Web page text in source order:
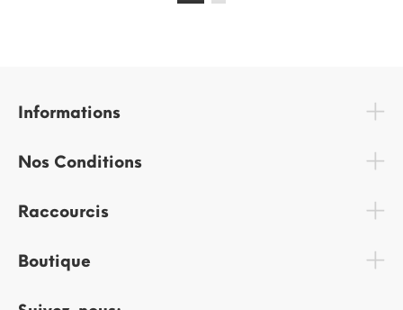
Informations
Nos Conditions
Raccourcis
Boutique